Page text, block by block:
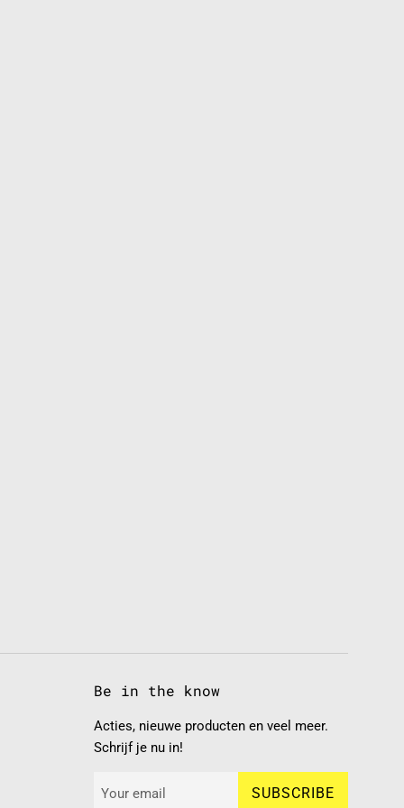
Be in the know
Acties, nieuwe producten en veel meer.
Schrijf je nu in!
SUBSCRIBE